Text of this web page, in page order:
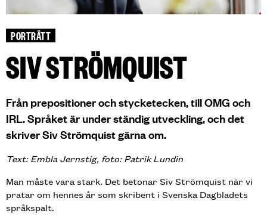
PORTRÄTT
SIV STRÖMQUIST
Från prepositioner och stycketecken, till OMG och
IRL. Språket är under ständig utveckling, och det
skriver Siv Strömquist gärna om.
Text: Embla Jernstig, foto: Patrik Lundin
Man måste vara stark. Det betonar Siv Strömquist när vi
pratar om hennes år som skribent i Svenska Dagbladets
språkspalt.